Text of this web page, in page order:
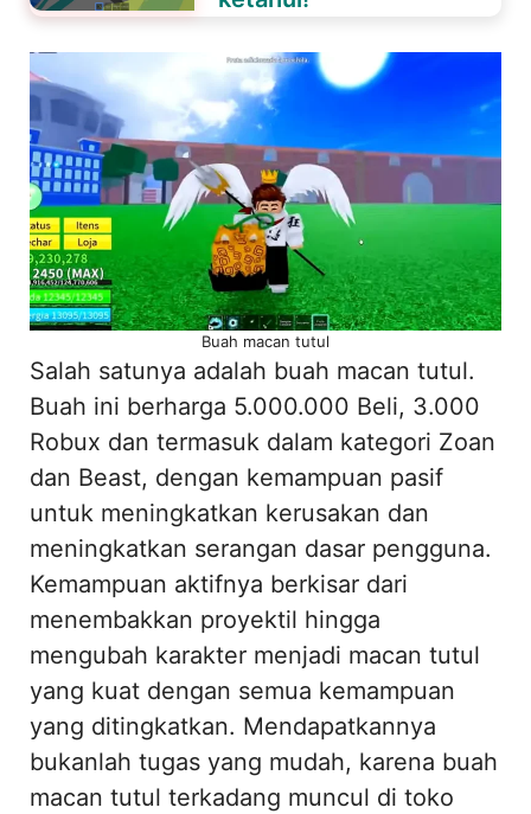
Buah macan tutul
Salah satunya adalah buah macan tutul.
Buah ini berharga 5.000.000 Beli, 3.000
Robux dan termasuk dalam kategori Zoan
dan Beast, dengan kemampuan pasif
untuk meningkatkan kerusakan dan
meningkatkan serangan dasar pengguna.
Kemampuan aktifnya berkisar dari
menembakkan proyektil hingga
mengubah karakter menjadi macan tutul
yang kuat dengan semua kemampuan
yang ditingkatkan. Mendapatkannya
bukanlah tugas yang mudah, karena buah
macan tutul terkadang muncul di toko